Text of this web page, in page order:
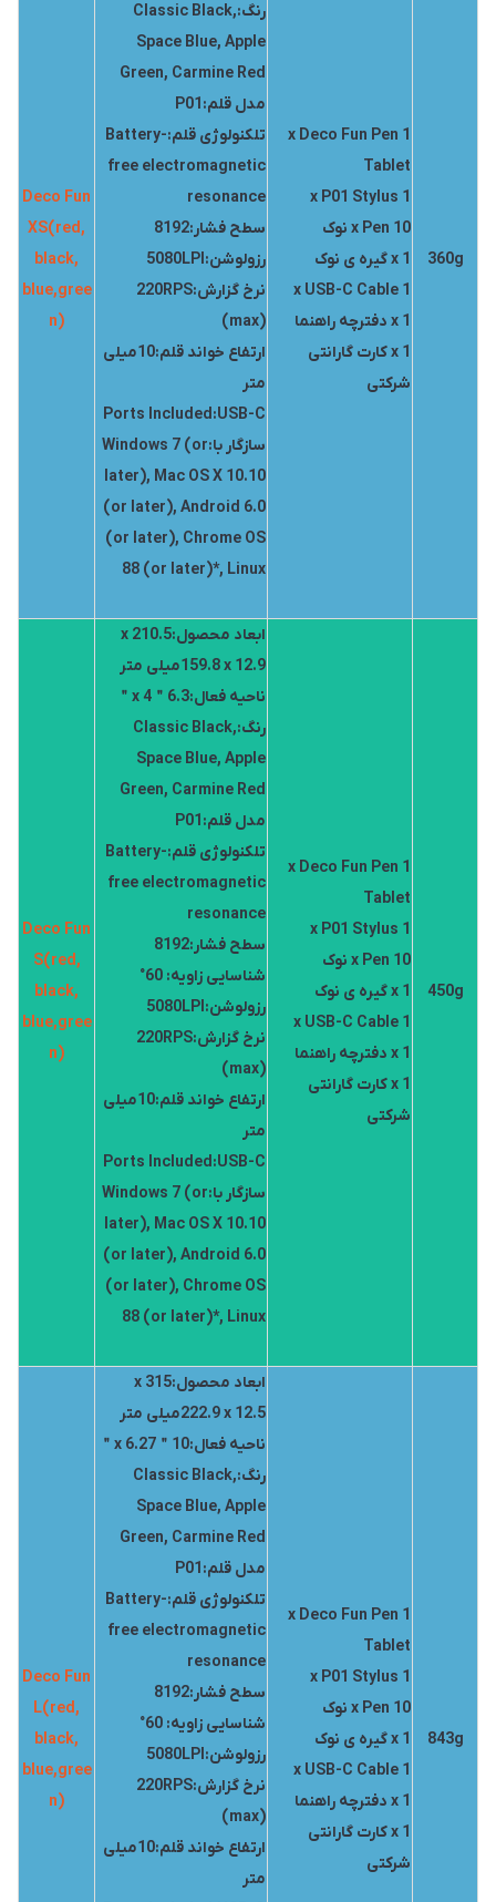
360g
1 x Deco Fun Pen
Tablet
1 x P01 Stylus
10 x Pen نوک
1 x گیره ی نوک
1 x USB-C Cable
1 x دفترچه راهنما
1 x کارت گارانتی
شرکتی
رنگ:Classic Black,
Space Blue, Apple
Green, Carmine Red
مدل قلم:P01
تلکنولوژی قلم:Battery-
free electromagnetic
resonance
سطح فشار:8192
رزولوشن:5080LPI
نرخ گزارش:220RPS
(max)
ارتفاع خواند قلم:10میلی
متر
Ports Included:USB-C
سازگار با:Windows 7 (or
later), Mac OS X 10.10
(or later), Android 6.0
(or later), Chrome OS
88 (or later)*, Linux
Deco Fun
XS(red,
black,
blue,gree
n)
450g
1 x Deco Fun Pen
Tablet
1 x P01 Stylus
10 x Pen نوک
1 x گیره ی نوک
1 x USB-C Cable
1 x دفترچه راهنما
1 x کارت گارانتی
شرکتی
ابعاد محصول:210.5 x
159.8 x 12.9میلی متر
ناحیه فعال:6.3＂x 4＂
رنگ:Classic Black,
Space Blue, Apple
Green, Carmine Red
مدل قلم:P01
تلکنولوژی قلم:Battery-
free electromagnetic
resonance
سطح فشار:8192
شناسایی زاویه: 60°
رزولوشن:5080LPI
نرخ گزارش:220RPS
(max)
ارتفاع خواند قلم:10میلی
متر
Ports Included:USB-C
سازگار با:Windows 7 (or
later), Mac OS X 10.10
(or later), Android 6.0
(or later), Chrome OS
88 (or later)*, Linux
Deco Fun
S(red,
black,
blue,gree
n)
843g
1 x Deco Fun Pen
Tablet
1 x P01 Stylus
10 x Pen نوک
1 x گیره ی نوک
1 x USB-C Cable
1 x دفترچه راهنما
1 x کارت گارانتی
شرکتی
ابعاد محصول:315 x
222.9 x 12.5میلی متر
ناحیه فعال:10＂x 6.27＂
رنگ:Classic Black,
Space Blue, Apple
Green, Carmine Red
مدل قلم:P01
تلکنولوژی قلم:Battery-
free electromagnetic
resonance
سطح فشار:8192
شناسایی زاویه: 60°
رزولوشن:5080LPI
نرخ گزارش:220RPS
(max)
ارتفاع خواند قلم:10میلی
متر
Deco Fun
L(red,
black,
blue,gree
n)